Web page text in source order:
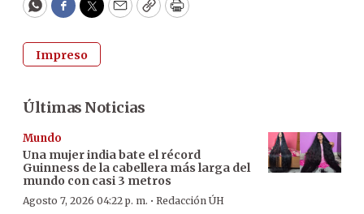
WhatsApp
Facebook
Twitter
EmailCopyPrint
Impreso
Últimas Noticias
Mundo
Una mujer india bate el récord
Guinness de la cabellera más larga del
mundo con casi 3 metros
Agosto 7, 2026 04:22 p. m. · Redacción ÚH